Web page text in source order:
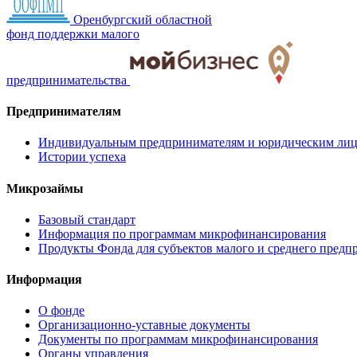
Оренбургский областной
фонд поддержки малого
предпринимательства
Предпринимателям
Индивидуальным предпринимателям и юридическим
Истории успеха
Микрозаймы
Базовый стандарт
Информация по программам микрофинансирования
Продукты Фонда для субъектов малого и среднего
Информация
О фонде
Организационно-уставные документы
Документы по программам микрофинансирования
Органы управления